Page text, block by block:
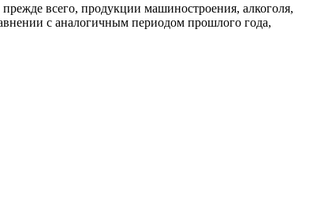
всего, продукции машиностроения, алкоголя,
с аналогичным периодом прошлого года,